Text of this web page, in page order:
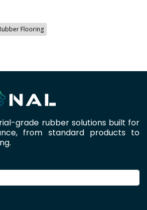
Flooring
grade rubber solutions built for
from standard products to